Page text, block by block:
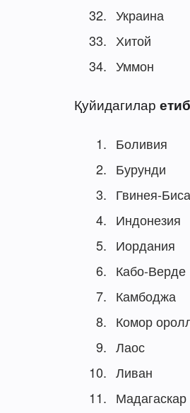
Украина
Хитой
Уммон
Қуйидагилар
Боливия
Бурунди
Гвинея-
Индонезия
Иордания
Кабо-Верде
Камбоджа
Комор
Лаос
Ливан
Мадагаскар